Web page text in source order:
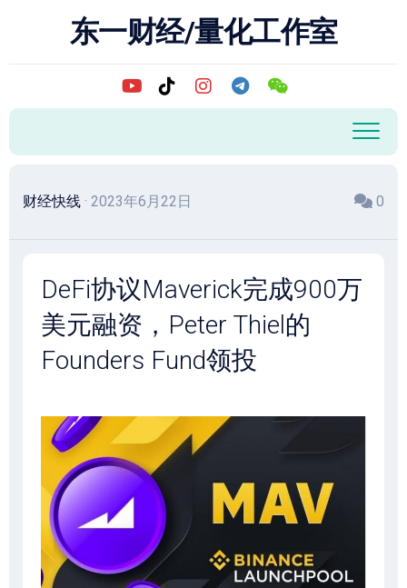
东一财经/量化工作室
财经快线 · 2023年6月22日 0
DeFi协议Maverick完成900万
美元融资，Peter Thiel的
Founders Fund领投